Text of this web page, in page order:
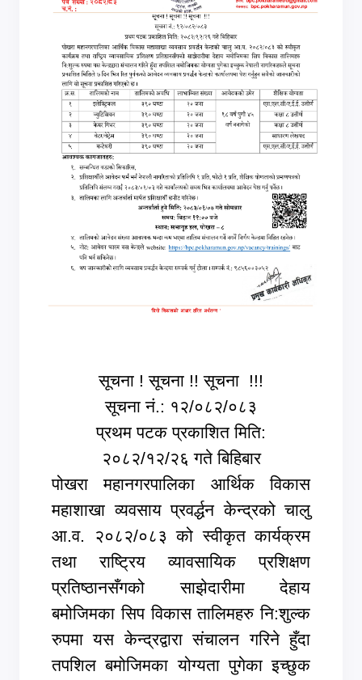
सूचना ! सूचना !! सूचना !!!
सूचना नं.: १२/०८२/०८३
प्रथम पटक प्रकाशित मिति:
२०८२/१२/२६ गते बिहिबार
पोखरा महानगरपालिका आर्थिक विकास
महाशाखा व्यवसाय प्रवर्द्धन केन्द्रको चालु
आ.व. २०८२/०८३ को स्वीकृत कार्यक्रम
तथा राष्ट्रिय व्यावसायिक प्रशिक्षण
प्रतिष्ठानसँगको साझेदारीमा देहाय
बमोजिमका सिप विकास तालिमहरु नि:शुल्क
रुपमा यस केन्द्रद्वारा संचालन गरिने हुँदा
तपशिल बमोजिमका योग्यता पुगेका इच्छुक